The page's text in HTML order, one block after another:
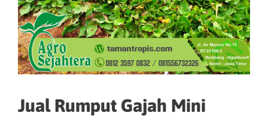
Jual Rumput Gajah Mini